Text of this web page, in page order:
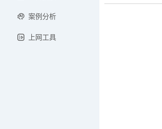
案例分析
上网工具